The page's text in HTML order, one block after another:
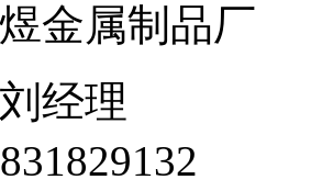
金属制品厂
经理